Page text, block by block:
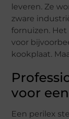
leveren. Ze
zware
fornuizen.
voor
kookplaat.
voor
Een perilex